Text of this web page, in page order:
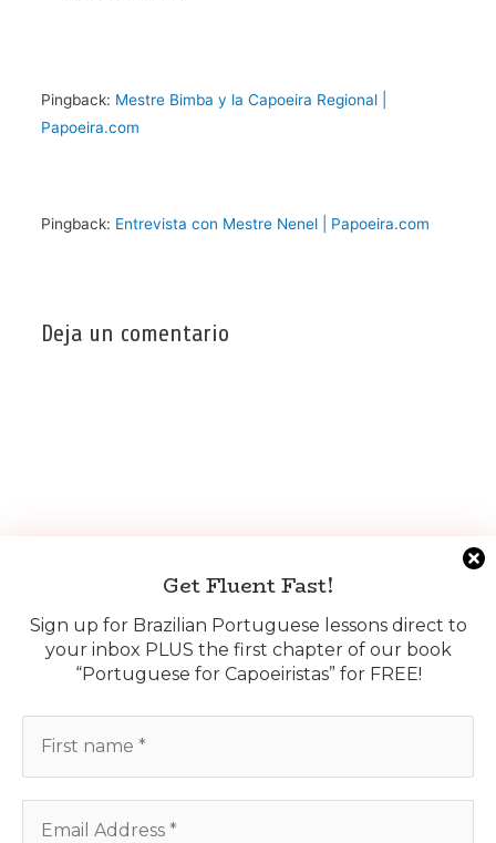
Get Fluent Fast!
Sign up for Brazilian Portuguese lessons direct to
your inbox PLUS the first chapter of our book
“Portuguese for Capoeiristas” for FREE!
Pingback: Mestre Bimba y la Capoeira Regional |
Papoeira.com
Pingback: Entrevista con Mestre Nenel | Papoeira.com
Deja un comentario